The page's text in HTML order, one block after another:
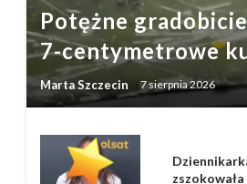
Potężne
7-centymetrowe
Marta Szczecin 7 sierpnia 2026